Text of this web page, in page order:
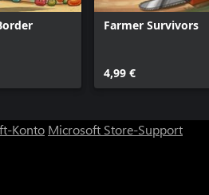
Farmer Survivors
4,99 €
Konto Microsoft Store-Support